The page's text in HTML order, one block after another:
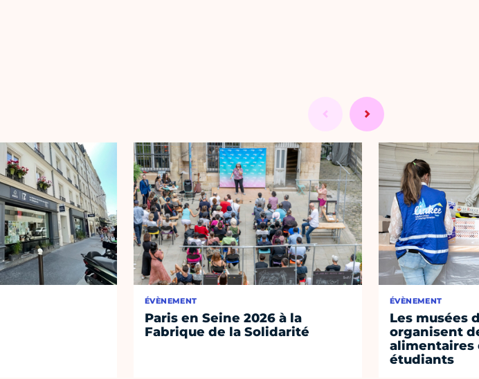
ÉVÈNEMENT
Paris en Seine 2026 à la
Fabrique de la Solidarité
ÉVÈNEMENT
Les musées
organisent
alimentaires
étudiants